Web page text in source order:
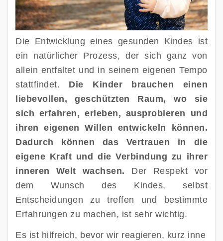
Die Entwicklung eines gesunden Kindes ist
ein natürlicher Prozess, der sich ganz von
allein entfaltet und in seinem eigenen Tempo
stattfindet. Die Kinder brauchen einen
liebevollen, geschützten Raum, wo sie
sich erfahren, erleben, ausprobieren und
ihren eigenen Willen entwickeln können.
Dadurch können das Vertrauen in die
eigene Kraft und die Verbindung zu ihrer
inneren Welt wachsen. Der Respekt vor
dem Wunsch des Kindes, selbst
Entscheidungen zu treffen und bestimmte
Erfahrungen zu machen, ist sehr wichtig.
Es ist hilfreich, bevor wir reagieren, kurz inne